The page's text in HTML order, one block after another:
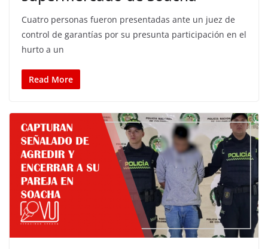
Cuatro personas fueron presentadas ante un juez de
control de garantías por su presunta participación en el
hurto a un
Read More